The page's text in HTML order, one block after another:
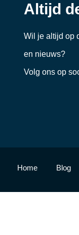
Altijd
Wil je altijd op
en nieuws?
Volg ons op
Home Blog